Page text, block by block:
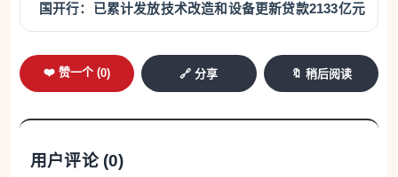
国开行：已累计发放技术改造和设备更新贷款2133亿元
❤️ 赞一个 (0) 🔗 分享 🔖 稍后阅读
用户评论 (0)